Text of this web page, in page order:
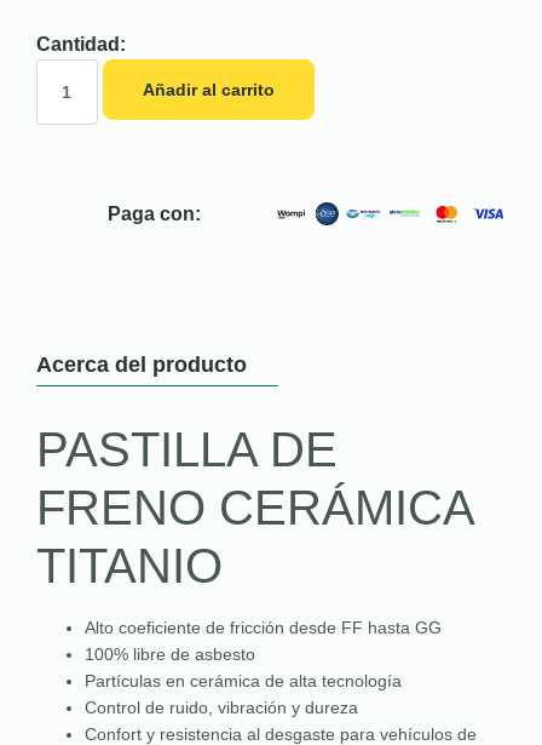
Cantidad:
Añadir al carrito
Paga con:
Acerca del producto
PASTILLA DE
FRENO CERÁMICA
TITANIO
Alto coeficiente de fricción desde FF hasta GG
100% libre de asbesto
Partículas en cerámica de alta tecnología
Control de ruido, vibración y dureza
Confort y resistencia al desgaste para vehículos de